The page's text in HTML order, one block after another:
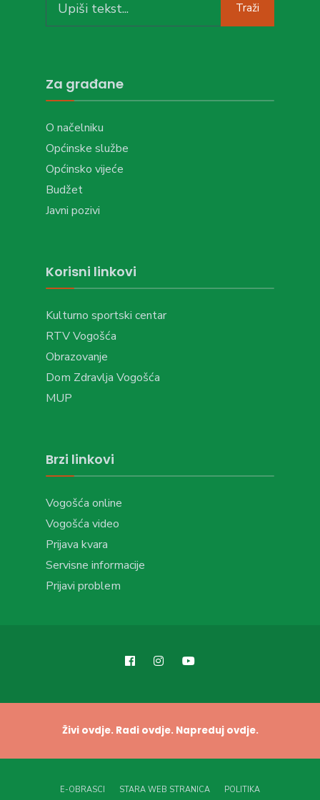
for:
Traži
Za građane
O načelniku
Općinske službe
Općinsko vijeće
Budžet
Javni pozivi
Korisni linkovi
Kulturno sportski centar
RTV Vogošća
Obrazovanje
Dom Zdravlja Vogošća
MUP
Brzi linkovi
Vogošća online
Vogošća video
Prijava kvara
Servisne informacije
Prijavi problem
Živi ovdje. Radi ovdje. Napreduj ovdje.
E-OBRASCI STARA WEB STRANICA POLITIKA